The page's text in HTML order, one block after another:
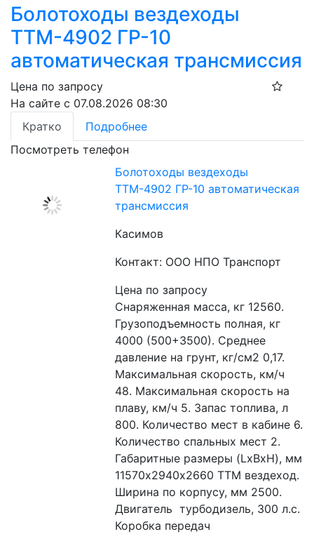
Болотоходы вездеходы
ТТМ-4902 ГР-10
автоматическая трансмиссия
Цена по запросу
На сайте с 07.08.2026 08:30
Кратко
Подробнее
Посмотреть телефон
Болотоходы вездеходы
ТТМ-4902 ГР-10 автоматическая
трансмиссия
Касимов
Контакт: ООО НПО Транспорт
Цена по запросу
Снаряженная масса, кг 12560.
Грузоподъемность полная, кг
4000 (500+3500). Среднее
давление на грунт, кг/см2 0,17.
Максимальная скорость, км/ч
48. Максимальная скорость на
плаву, км/ч 5. Запас топлива, л
800. Количество мест в кабине 6.
Количество спальных мест 2.
Габаритные размеры (LxBxH), мм
11570х2940х2660 ТТМ вездеход.
Ширина по корпусу, мм 2500.
Двигатель  турбодизель, 300 л.с.
Коробка передач